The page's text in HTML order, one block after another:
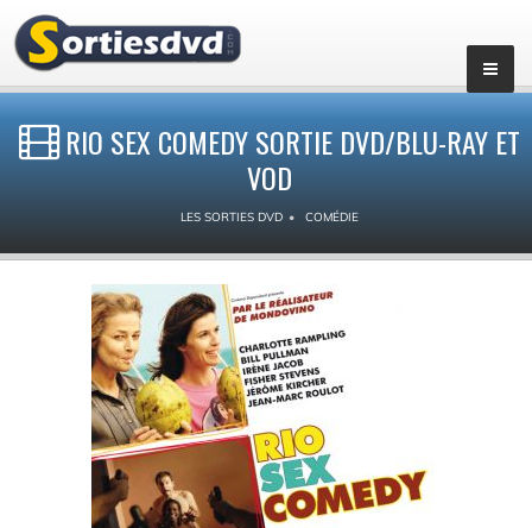
RIO SEX COMEDY SORTIE DVD/BLU-RAY ET
VOD
LES SORTIES DVD COMÉDIE